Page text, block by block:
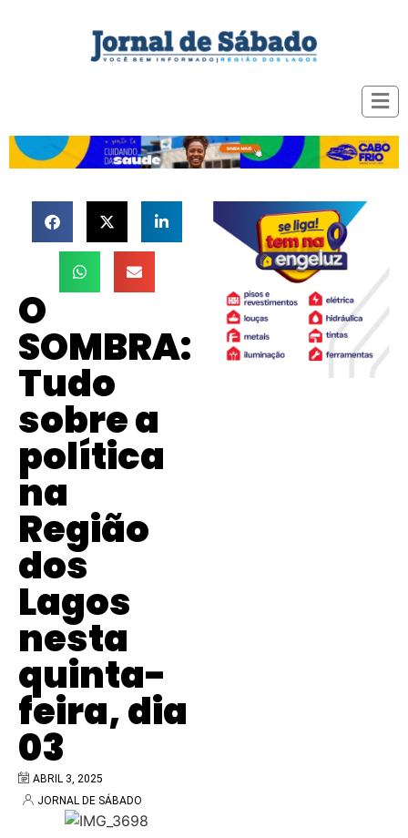
O
SOMBRA:
Tudo
sobre a
política
na
Região
dos
Lagos
nesta
quinta-
feira, dia
03
ABRIL 3, 2025
JORNAL DE SÁBADO